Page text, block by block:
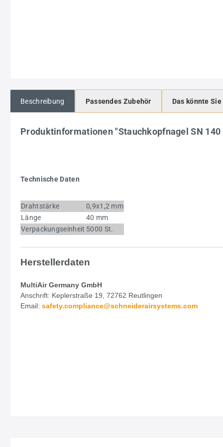
Beschreibung Passendes Zubehör Das könnte
Produktinformationen "Stauchkopfnagel SN 140
Technische Daten
Drahtstärke
0,9x1,2 mm
Länge
40 mm
Verpackungseinheit 5000 St.
Herstellerdaten
MultiAir Germany GmbH
Anschrift: Keplerstraße 19, 72762 Reutlingen
Email: safety.compliance@schneiderairsystems.com